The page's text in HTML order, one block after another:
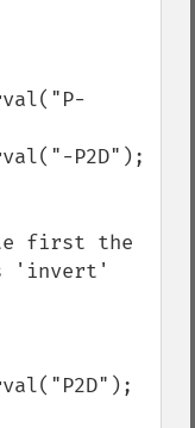
P2D");
first the
'invert'